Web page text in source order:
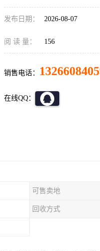
发布日期： 2026-08-07
阅 读 量： 156
销售电话：
在线QQ：
可售卖地
回收方式